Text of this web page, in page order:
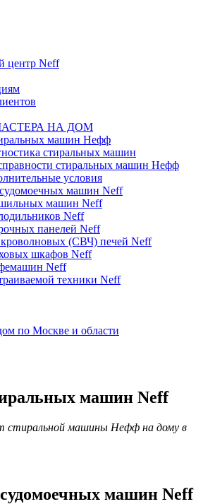
центр Neff
НА ДОМ
машин Нефф
стиральных машин
стиральных машин Нефф
условия
машин Neff
машин Neff
Neff
панелей Neff
(СВЧ) печей Neff
шкафов Neff
Neff
техники Neff
по Москве и области
машин Neff
стиральной машины Нефф на дому в
машин Neff